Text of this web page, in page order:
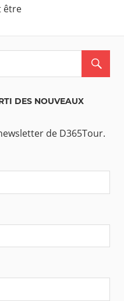
être
DES NOUVEAUX
de D365Tour.